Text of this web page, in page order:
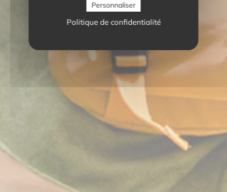
Personnaliser
Politique de confidentialité